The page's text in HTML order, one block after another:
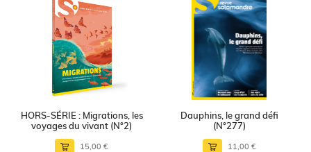
HORS-SÉRIE : Migrations, les
voyages du vivant (N°2)
15,00 €
Dauphins, le grand défi
(N°277)
11,00 €